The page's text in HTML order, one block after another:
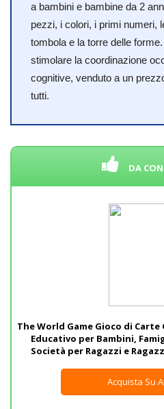
a bambini e bambine da 2
pezzi, i colori, i primi numeri,
tombola e la torre delle
stimolare la coordinazione
cognitive, venduto a un
tutti.
DA
The World Game Gioco di
Educativo per Bambini,
Società per Ragazzi e
Acquista Su